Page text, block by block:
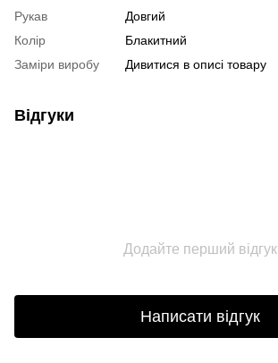
Рукав
Довгий
Колір
Блакитний
Заміри виробу
Дивитися в описі товару
Відгуки
Додайте перший відгук
Написати відгук